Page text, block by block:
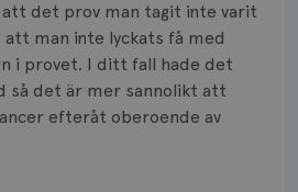
att det prov man tagit inte varit
man inte lyckats få med
i provet. I ditt fall hade det
så det är mer sannolikt att
efteråt oberoende av